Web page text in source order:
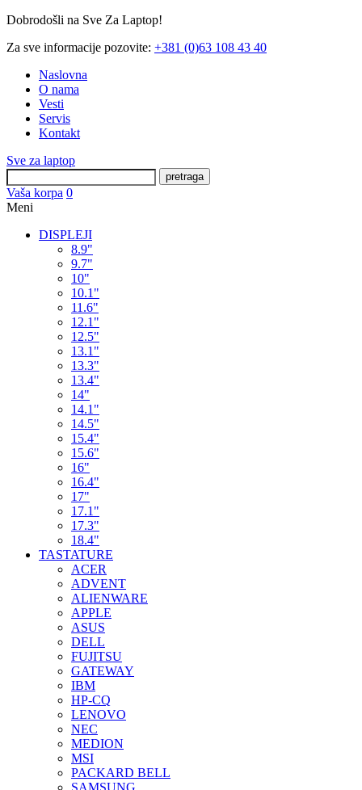
Dobrodošli na Sve Za Laptop!
Za sve informacije pozovite: +381 (0)63 108 43 40
Naslovna
O nama
Vesti
Servis
Kontakt
Sve za laptop
pretraga
Vaša korpa 0
Meni
DISPLEJI
8.9"
9.7"
10"
10.1"
11.6"
12.1"
12.5"
13.1"
13.3"
13.4"
14"
14.1"
14.5"
15.4"
15.6"
16"
16.4"
17"
17.1"
17.3"
18.4"
TASTATURE
ACER
ADVENT
ALIENWARE
APPLE
ASUS
DELL
FUJITSU
GATEWAY
IBM
HP-CQ
LENOVO
NEC
MEDION
MSI
PACKARD BELL
SAMSUNG